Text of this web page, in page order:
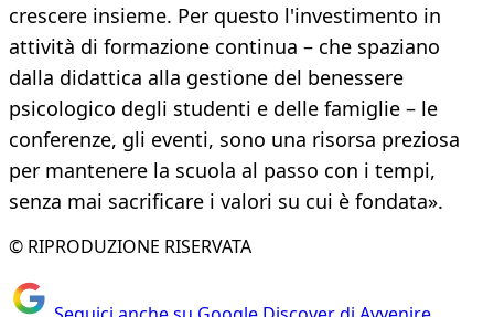
crescere insieme. Per questo l'investimento in
attività di formazione continua – che spaziano
dalla didattica alla gestione del benessere
psicologico degli studenti e delle famiglie – le
conferenze, gli eventi, sono una risorsa preziosa
per mantenere la scuola al passo con i tempi,
senza mai sacrificare i valori su cui è fondata».
© RIPRODUZIONE RISERVATA